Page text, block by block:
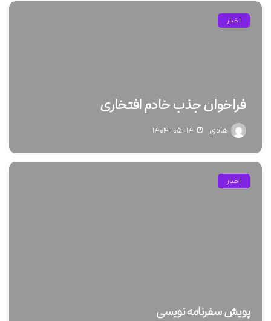
اخبار
فراخوان جذب خادم افتخاری
هادی ۱۴۰۴-۰۵-۱۴
اخبار
پویش سفرنامه نویسی